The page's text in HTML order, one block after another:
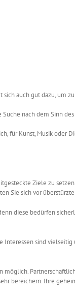
auch gut dazu, um
nach dem Sinn
für Kunst, Musik oder
Ziele zu
Sie sich vor
diese bedürfen
sind
möglich.
bereichern. Ihre